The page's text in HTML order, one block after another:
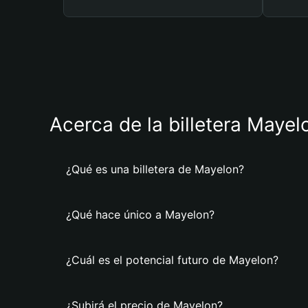
Acerca de la billetera
¿Qué es una billetera de Mayelon?
¿Qué hace único a Mayelon?
¿Cuál es el potencial futuro de Mayelon?
¿Subirá el precio de Mayelon?